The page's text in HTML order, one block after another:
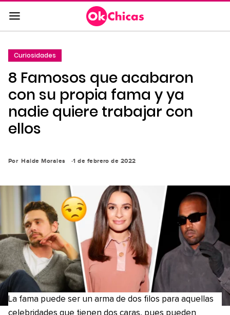
Saltar
al
contenido
a
la
navegación
principal
Curiosidades
8 Famosos que acabaron
con su propia fama y ya
nadie quiere trabajar con
ellos
Por Haide Morales 1 de febrero de 2022
La fama puede ser un arma de dos filos para aquellas
celebridades que tienen dos caras, pues pueden